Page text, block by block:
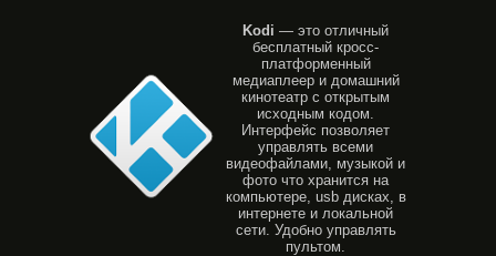
Kodi — это отличный
бесплатный кросс-
платформенный
медиаплеер и домашний
кинотеатр с открытым
исходным кодом.
Интерфейс позволяет
управлять всеми
видеофайлами, музыкой и
фото что хранится на
компьютере, usb дисках, в
интернете и локальной
сети. Удобно управлять
пультом.